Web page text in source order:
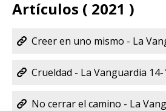
Artículos ( 2021 )
Creer en uno mismo - La
Crueldad - La Vanguardia 14-
No cerrar el camino - La